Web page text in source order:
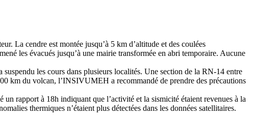
La cendre est montée jusqu’à 5 km d’altitude et des coulées
les évacués jusqu’à une mairie transformée en abri temporaire. Aucune
les cours dans plusieurs localités. Une section de la RN-14 entre
km du volcan, l’INSIVUMEH a recommandé de prendre des précautions
rapport à 18h indiquant que l’activité et la sismicité étaient revenues à la
thermiques n’étaient plus détectées dans les données satellitaires.